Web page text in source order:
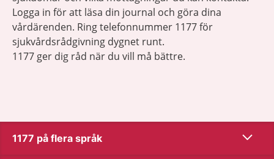
Logga in för att läsa din journal och göra dina
vårdärenden. Ring telefonnummer 1177 för
sjukvårdsrådgivning dygnet runt.
1177 ger dig råd när du vill må bättre.
1177 på flera språk Visa